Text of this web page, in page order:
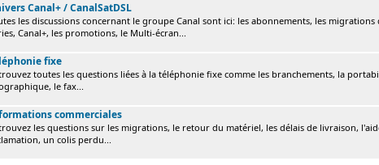
Canal+ / CanalSatDSL
les discussions concernant le groupe Canal sont ici: les abonnements, les
Canal+, les promotions, le Multi-écran...
fixe
toutes les questions liées à la téléphonie fixe comme les branchements, la
le fax...
commerciales
les questions sur les migrations, le retour du matériel, les délais de livraison,
un colis perdu...